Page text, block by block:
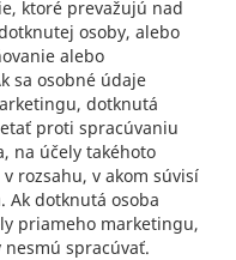
ktoré prevažujú nad
osoby, alebo
alebo
sa osobné údaje
dotknutá
proti spracúvaniu
na účely takéhoto
rozsahu, v akom súvisí
Ak dotknutá osoba
priameho marketingu,
spracúvať.